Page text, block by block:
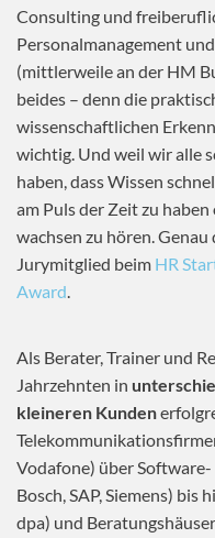
Consulting und
Personalmanagement
(mittlerweile an der HM
beides – denn die
wissenschaftlichen
wichtig. Und weil wir alle
haben, dass Wissen
am Puls der Zeit zu
wachsen zu hören.
Jurymitglied beim HR
Award.
Als Berater, Trainer und
Jahrzehnten in
kleineren Kunden
Vodafone) über
Bosch, SAP, Siemens) bis
dpa) und